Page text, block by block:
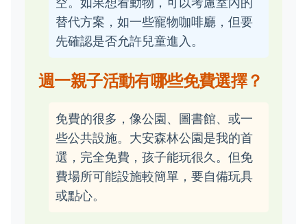
替代方案，如一些寵物咖啡廳，但要
先確認是否允許兒童進入。
週一親子活動有哪些免費選擇？
免費的很多，像公園、圖書館、或一
些公共設施。大安森林公園是我的首
選，完全免費，孩子能玩很久。但免
費場所可能設施較簡單，要自備玩具
或點心。